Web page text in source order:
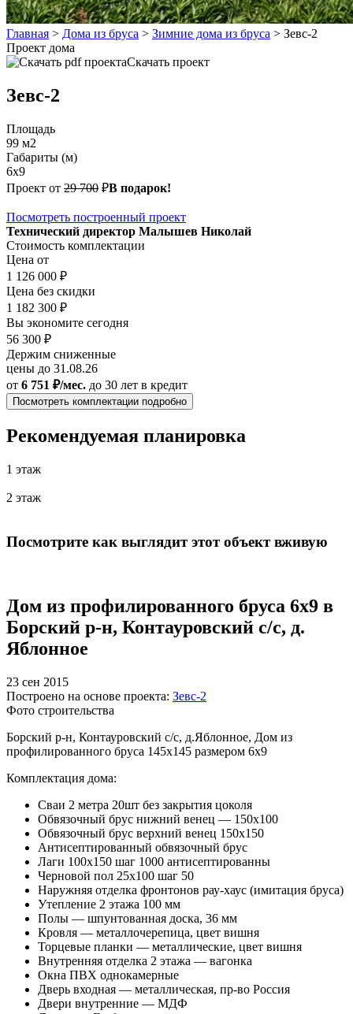
Главная > Дома из бруса > Зимние дома из бруса > Зевс-2
Проект дома
Скачать проект
Зевс-2
Площадь
99 м2
Габариты (м)
6х9
Проект от 29 700 ₽В подарок!
Посмотреть построенный проект
Технический директор Малышев Николай
Стоимость комплектации
Цена от
1 126 000 ₽
Цена без скидки
1 182 300 ₽
Вы экономите сегодня
56 300 ₽
Держим сниженные
цены до 31.08.26
от 6 751 ₽/мес. до 30 лет в кредит
Посмотреть комплектации подробно
Рекомендуемая планировка
1 этаж
2 этаж
Посмотрите как выглядит этот объект вживую
Дом из профилированного бруса 6х9 в
Борский р-н, Контауровский с/с, д.
Яблонное
23 сен 2015
Построено на основе проекта: Зевс-2
Фото строительства
Борский р-н, Контауровский с/с, д.Яблонное, Дом из
профилированного бруса 145х145 размером 6х9
Комплектация дома:
Сваи 2 метра 20шт без закрытия цоколя
Обвязочный брус нижний венец — 150х100
Обвязочный брус верхний венец 150х150
Антисептированный обвязочный брус
Лаги 100х150 шаг 1000 антисептированны
Черновой пол 25х100 шаг 50
Наружняя отделка фронтонов рау-хаус (имитация бруса)
Утепление 2 этажа 100 мм
Полы — шпунтованная доска, 36 мм
Кровля — металлочерепица, цвет вишня
Торцевые планки — металлические, цвет вишня
Внутренняя отделка 2 этажа — вагонка
Окна ПВХ однокамерные
Дверь входная — металлическая, пр-во Россия
Двери внутренние — МДФ